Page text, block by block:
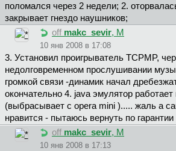
поломался через 2 недели; 2.
закрывает гнездо наушников;
off makc_sevir, М
10 янв 2008 в 17:08
3. Установил проигрыватель TCPMP,
недолговременном прослушивании
громкой связи -динамик начал
окончательно 4. java эмулятор
(выбрасывает с opera mini )..... жаль а
нравится - пытаюсь вернуть по гарантии
off makc_sevir, М
10 янв 2008 в 17:13